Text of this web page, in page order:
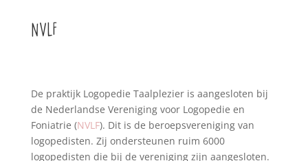
NVLF
De praktijk Logopedie Taalplezier is aangesloten bij
de Nederlandse Vereniging voor Logopedie en
Foniatrie (NVLF). Dit is de beroepsvereniging van
logopedisten. Zij ondersteunen ruim 6000
logopedisten die bij de vereniging zijn aangesloten.